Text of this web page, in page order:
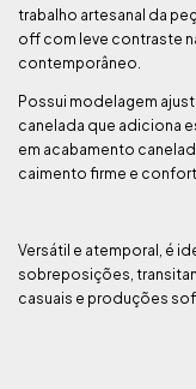
trabalho artesanal da
off com leve contraste
contemporâneo.
Possui modelagem
canelada que adiciona
em acabamento
caimento firme e
Versátil e atemporal, é
sobreposições,
casuais e produções